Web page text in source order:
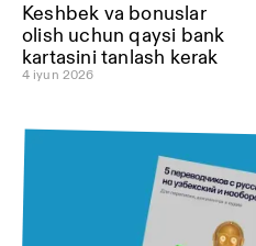
Keshbek va bonuslar
olish uchun qaysi bank
kartasini tanlash kerak
4 iyun 2026